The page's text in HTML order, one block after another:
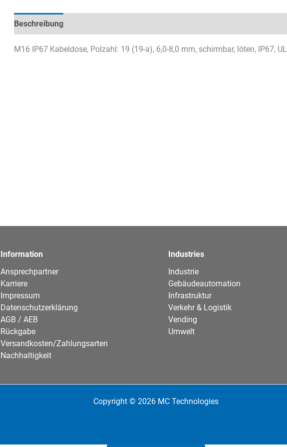
Beschreibung
M16 IP67 Kabeldose, Polzahl: 19 (19-a), 6,0-8,0 mm, schirmbar, löten, IP67,
Information
Ansprechpartner
Karriere
Impressum
Datenschutzerklärung
AGB / AEB
Rückgabe
Versandkosten/Zahlungsarten
Nachhaltigkeit
Industries
Industrie
Gebäudeautomation
Infrastruktur
Verkehr & Logistik
Vending
Umwelt
Copyright © 2026 MC Technologies